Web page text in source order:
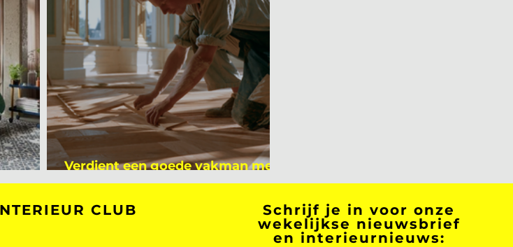
Verdient een goede vakman meer
dan een gemiddelde academicus?
CLUB
Schrijf je in voor onze
wekelijkse nieuwsbrief
en interieurnieuws: